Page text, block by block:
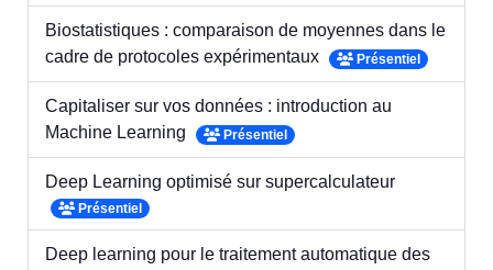
Biostatistiques : comparaison de moyennes dans le
cadre de protocoles expérimentaux
Présentiel
Capitaliser sur vos données : introduction au
Machine Learning
Présentiel
Deep Learning optimisé sur supercalculateur
Présentiel
Deep learning pour le traitement automatique des